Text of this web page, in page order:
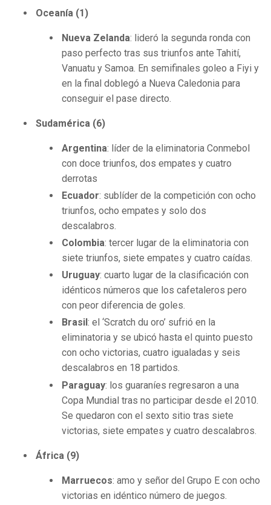
Oceanía (1)
Nueva Zelanda: lideró la segunda ronda con
paso perfecto tras sus triunfos ante Tahití,
Vanuatu y Samoa. En semifinales goleo a Fiyi y
en la final doblegó a Nueva Caledonia para
conseguir el pase directo.
Sudamérica (6)
Argentina: líder de la eliminatoria Conmebol
con doce triunfos, dos empates y cuatro
derrotas
Ecuador: sublíder de la competición con ocho
triunfos, ocho empates y solo dos
descalabros.
Colombia: tercer lugar de la eliminatoria con
siete triunfos, siete empates y cuatro caídas.
Uruguay: cuarto lugar de la clasificación con
idénticos números que los cafetaleros pero
con peor diferencia de goles.
Brasil: el ‘Scratch du oro’ sufrió en la
eliminatoria y se ubicó hasta el quinto puesto
con ocho victorias, cuatro igualadas y seis
descalabros en 18 partidos.
Paraguay: los guaraníes regresaron a una
Copa Mundial tras no participar desde el 2010.
Se quedaron con el sexto sitio tras siete
victorias, siete empates y cuatro descalabros.
África (9)
Marruecos: amo y señor del Grupo E con ocho
victorias en idéntico número de juegos.